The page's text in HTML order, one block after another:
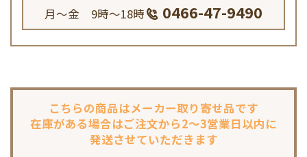
月～金 9時～18時
0466-47-9490
こちらの商品はメーカー取り寄せ品です
在庫がある場合はご注文から2～3営業日以内に
発送させていただきます